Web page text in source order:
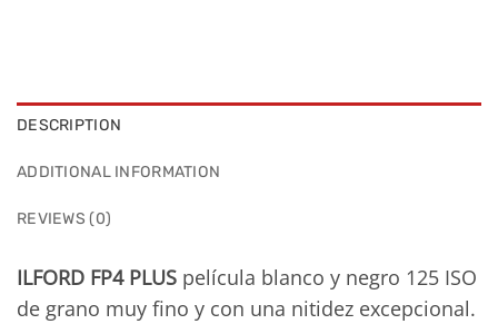
DESCRIPTION
ADDITIONAL INFORMATION
REVIEWS (0)
ILFORD FP4 PLUS película blanco y negro 125 ISO
de grano muy fino y con una nitidez excepcional.